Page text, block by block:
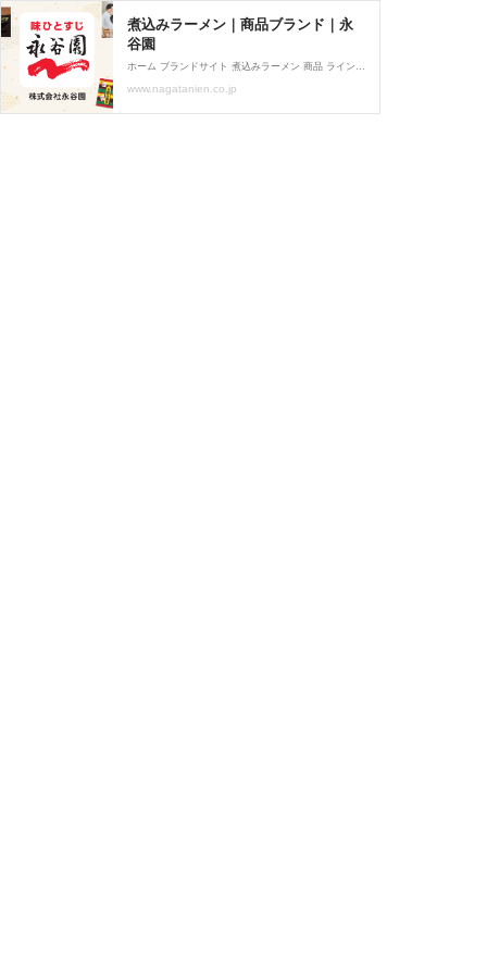
煮込みラーメン｜商品ブランド｜永
谷園
ホーム ブランドサイト 煮込みラーメン 商品 ラインナップ アレンジ レシピ おいしさの ひみつ 家族、夫婦、友だち同士。 いろいろな形の「みんなで」の食卓を もっと楽しく、もっとおいしく。 誰かと一緒に食べると 食事はもっとおいしくなる。 「でも、何を食べようか？」そんなときに、 ぜひ煮込みラーメンを。 野菜にもお肉にも合う味わいで、 大人数から二人での食卓まで。 さまざまな団らんをお手伝いします。 おいしさのひみつ オリジナルのスープで、めんと野菜を一緒に煮込む。 それぞれの旨味が三位一体となるように 仕上げています。 ひみつを見る ひみつを見る ひみつを見る 北海道「藤原製麺」のめん使用...
www.nagatanien.co.jp